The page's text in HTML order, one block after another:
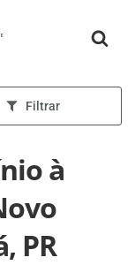
Filtrar
à
PR